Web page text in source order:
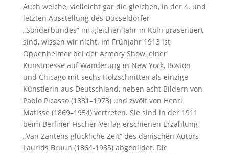
Auch welche, vielleicht gar die gleichen, in der 4. und
letzten Ausstellung des Düsseldorfer
„Sonderbundes“ im gleichen Jahr in Köln präsentiert
sind, wissen wir nicht. Im Frühjahr 1913 ist
Oppenheimer bei der Armory Show, einer
Kunstmesse auf Wanderung in New York, Boston
und Chicago mit sechs Holzschnitten als einzige
Künstlerin aus Deutschland, neben acht Bildern von
Pablo Picasso (1881–1973) und zwölf von Henri
Matisse (1869–1954) vertreten. Sie sind in der 1911
beim Berliner Fischer-Verlag erschienen Erzählung
„Van Zan­tens glück­li­che Zeit“ des dänischen Autors
Lau­rids Bruun (1864-1935) abgebildet. Die